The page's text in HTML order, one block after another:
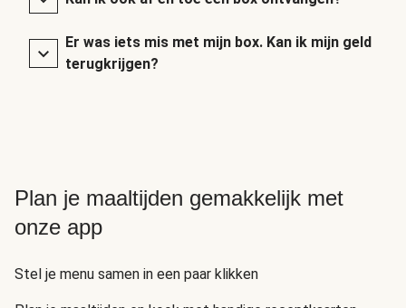
Er was iets mis met mijn box. Kan ik mijn geld
terugkrijgen?
Plan je maaltijden gemakkelijk met
onze app
Stel je menu samen in een paar klikken